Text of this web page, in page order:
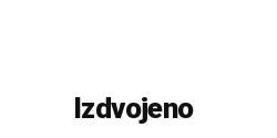
Izdvojeno